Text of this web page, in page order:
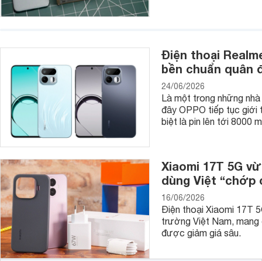
Điện thoại
bền chuẩn quân
24/06/2026
Là một trong những
đây OPPO tiếp tục giới
biệt là pin lên tới 8000
Xiaomi 17T 5G
dùng Việt “chớp
16/06/2026
Điện thoại Xiaomi 17T
trường Việt Nam, mang
được giảm giá sâu.